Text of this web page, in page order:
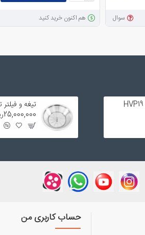
سوال هم اکنون خرید کنید
25,000,000ریال
حساب کاربری من